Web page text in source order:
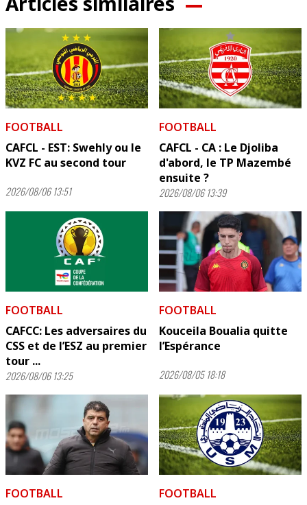
FOOTBALL
CAFCL - EST: Swehly ou le
KVZ FC au second tour
2026/08/06 13:51
FOOTBALL
CAFCL - CA : Le Djoliba
d'abord, le TP Mazembé
ensuite ?
2026/08/06 13:39
FOOTBALL
CAFCC: Les adversaires du
CSS et de l’ESZ au premier
tour ...
2026/08/06 13:25
FOOTBALL
Kouceila Boualia quitte
l’Espérance
2026/08/05 18:18
FOOTBALL
FOOTBALL